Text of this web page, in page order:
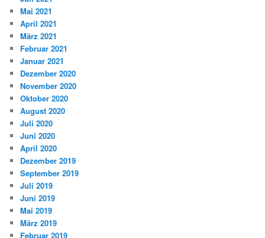
Mai 2021
April 2021
März 2021
Februar 2021
Januar 2021
Dezember 2020
November 2020
Oktober 2020
August 2020
Juli 2020
Juni 2020
April 2020
Dezember 2019
September 2019
Juli 2019
Juni 2019
Mai 2019
März 2019
Februar 2019